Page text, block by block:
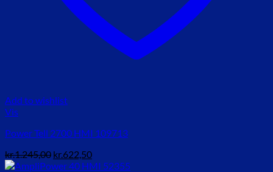
Add to wishlist
Vis
Power Tell 2700 HMI 109713
kr.1.245,00 Den
oprindelige
kr.622,50Den
aktuelle